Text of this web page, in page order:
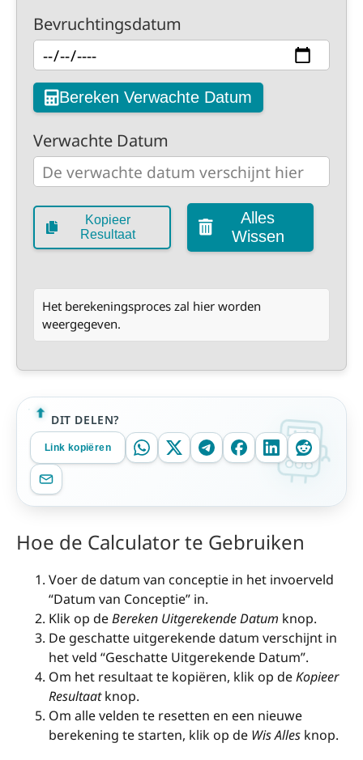
Bevruchtingsdatum
Bereken Verwachte Datum
Verwachte Datum
Kopieer
Resultaat
Alles
Wissen
Het berekeningsproces zal hier worden
weergegeven.
DIT DELEN?
Link kopiëren
Hoe de Calculator te Gebruiken
Voer de datum van conceptie in het invoerveld
“Datum van Conceptie” in.
Klik op deBereken Uitgerekende Datum knop.
De geschatte uitgerekende datum verschijnt in
het veld “Geschatte Uitgerekende Datum”.
Om het resultaat te kopiëren, klik op deKopieer
Resultaatknop.
Om alle velden te resetten en een nieuwe
berekening te starten, klik op de Wis Alles knop.